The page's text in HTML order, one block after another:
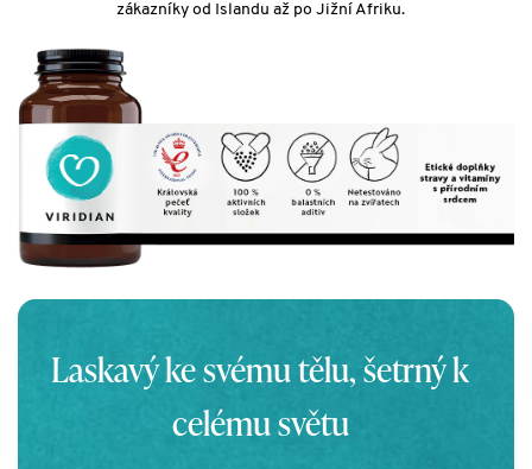
zákazníky od Islandu až po Jižní Afriku.
Laskavý ke svému tělu, šetrný k
celému světu